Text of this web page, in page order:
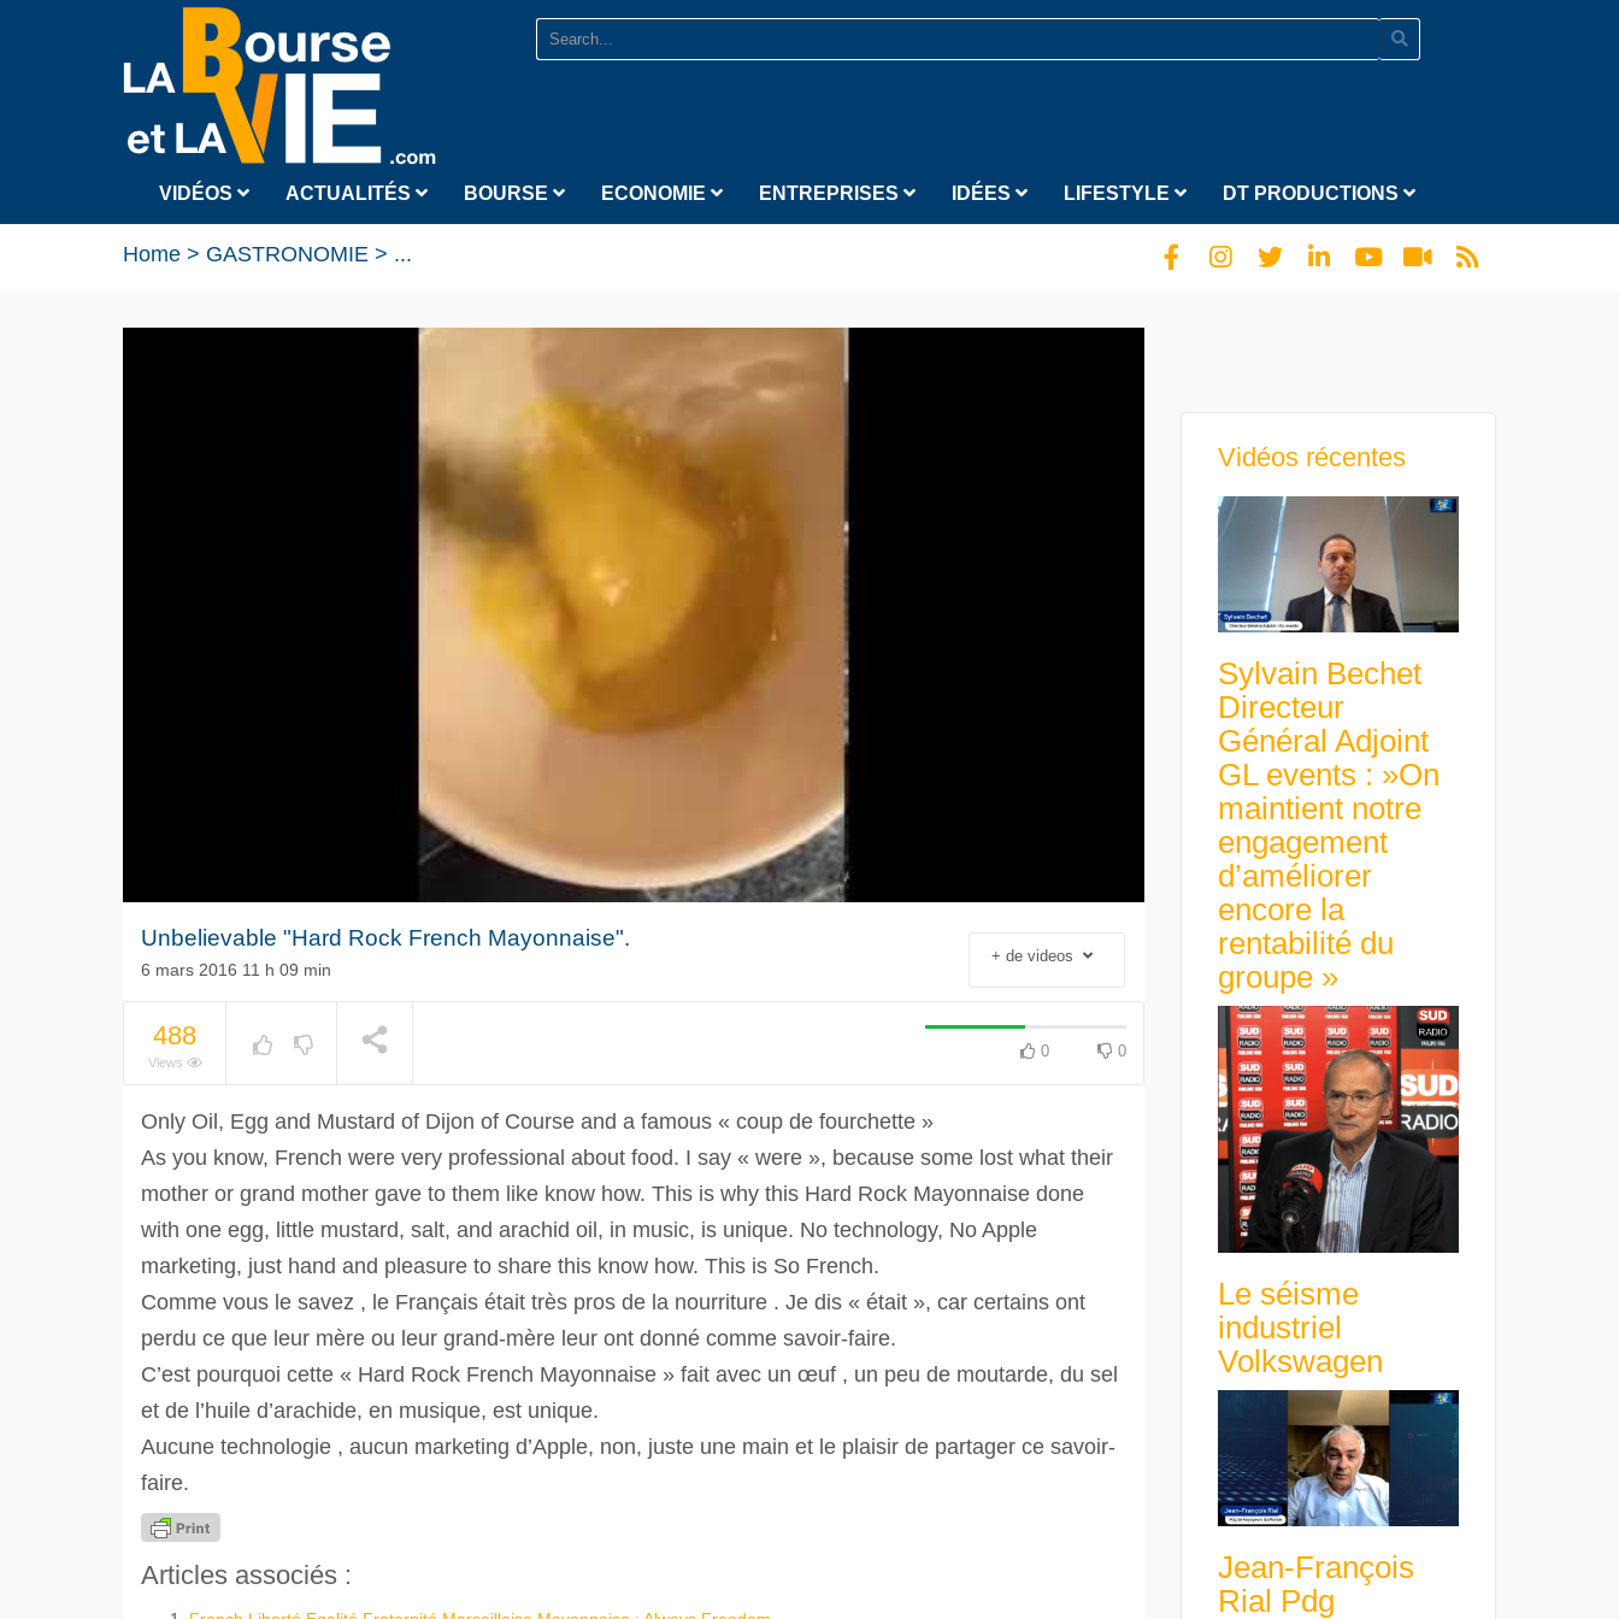
VIDÉOS ACTUALITÉS BOURSE ECONOMIE ENTREPRISES IDÉES LIFESTYLE DT PRODUCTIONS
Home > GASTRONOMIE > ...
NOW PLAYING
croissance au niveau mondial.
Holding : « We have already
expanded into new areas,
especially into Africa »
Euro numérique : la BCE
avance avec un frein à main !
Unbelievable "Hard Rock French Mayonnaise".
6 mars 2016 11 h 09 min
+ de videos
488
Views
0 0
Only Oil, Egg and Mustard of Dijon of Course and a famous « coup de fourchette »
As you know, French were very professional about food. I say « were », because some lost what their
mother or grand mother gave to them like know how. This is why this Hard Rock Mayonnaise done
with one egg, little mustard, salt, and arachid oil, in music, is unique. No technology, No Apple
marketing, just hand and pleasure to share this know how. This is So French.
Comme vous le savez , le Français était très pros de la nourriture . Je dis « était », car certains ont
perdu ce que leur mère ou leur grand-mère leur ont donné comme savoir-faire.
C’est pourquoi cette « Hard Rock French Mayonnaise » fait avec un œuf , un peu de moutarde, du sel
et de l’huile d’arachide, en musique, est unique.
Aucune technologie , aucun marketing d’Apple, non, juste une main et le plaisir de partager ce savoir-
faire.
Articles associés :
Vidéos récentes
Sylvain Bechet
Directeur
Général Adjoint
GL events : »On
maintient notre
engagement
d’améliorer
encore la
rentabilité du
groupe »
Le séisme
industriel
Volkswagen
Jean-François
Rial Pdg